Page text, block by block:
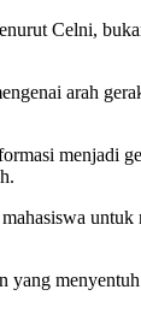
Celni,
arah
menjadi
untuk
yang